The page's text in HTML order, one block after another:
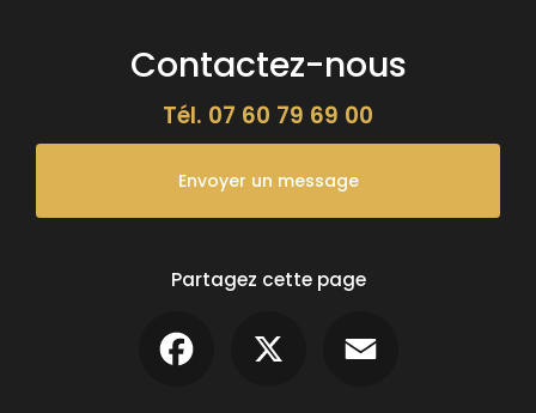
Contactez-nous
Tél. 07 60 79 69 00
Envoyer un message
Partagez cette page